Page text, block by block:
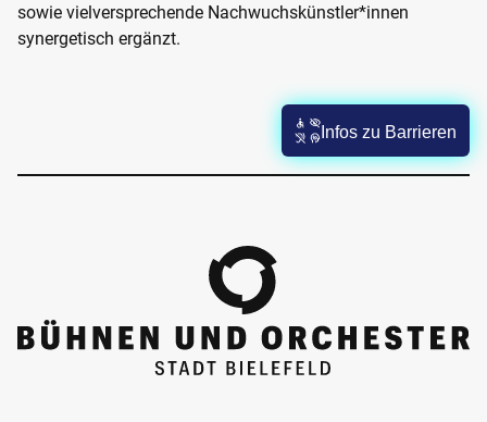
sowie vielversprechende Nachwuchskünstler*innen
synergetisch ergänzt.
Infos zu Barrieren